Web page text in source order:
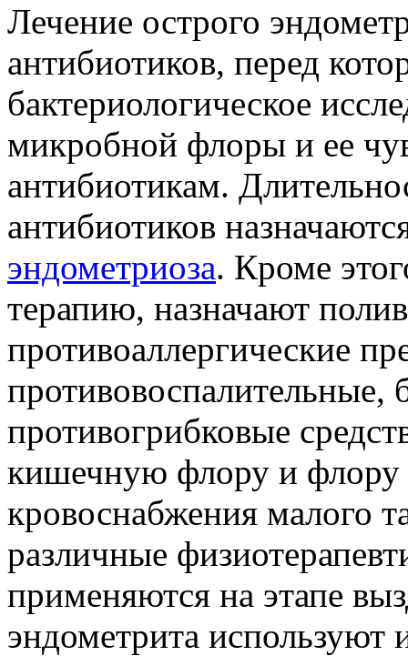
Лечение острого
антибиотиков, перед
бактериологическое
микробной флоры и ее
антибиотикам.
антибиотиков
эндометриоза. Кроме
терапию, назначают
противоаллергические
противовоспалительные,
противогрибковые
кишечную флору и флору
кровоснабжения малого
различные
применяются на этапе
эндометрита используют